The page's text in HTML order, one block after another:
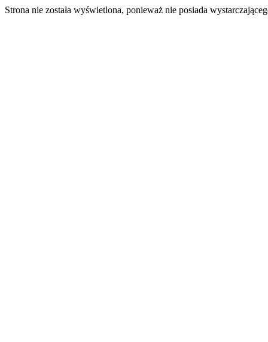
Strona nie została wyświetlona, ponieważ nie posiada